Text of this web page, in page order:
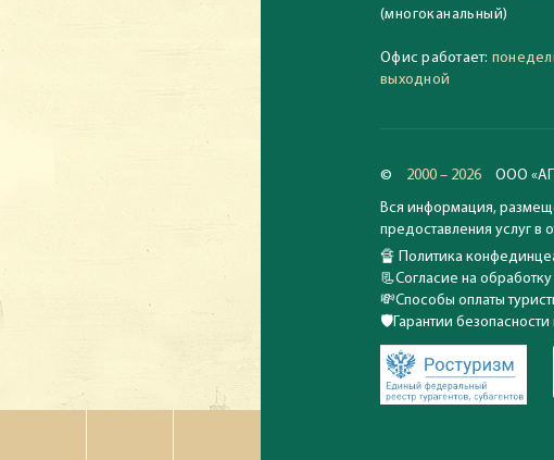
(многоканальный)
Офис работает:
выходной
© 2000 – 2026
ООО
Вся информация,
предоставления услуг в
🔏 Политика
📃Согласие на
💸Способы оплаты
🛡️Гарантии